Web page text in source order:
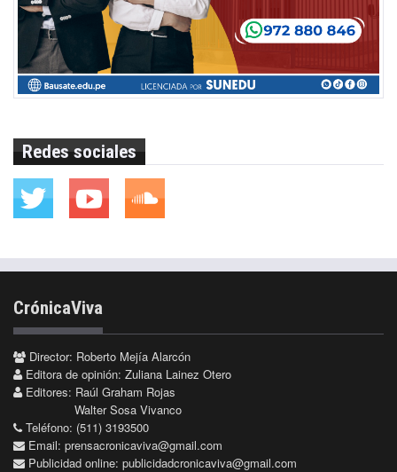
Redes sociales
CrónicaViva
Director: Roberto Mejía Alarcón
Editora de opinión: Zuliana Lainez Otero
Editores: Raúl Graham Rojas
Walter Sosa Vivanco
Teléfono: (511) 3193500
Email: prensacronicaviva@gmail.com
Publicidad online: publicidadcronicaviva@gmail.com